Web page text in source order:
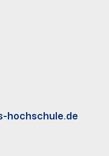
hochschule.de